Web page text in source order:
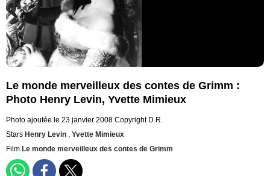
Le monde merveilleux des contes de Grimm :
Photo Henry Levin, Yvette Mimieux
Photo ajoutée le 23 janvier 2008 Copyright D.R.
Stars Henry Levin , Yvette Mimieux
Film Le monde merveilleux des contes de Grimm